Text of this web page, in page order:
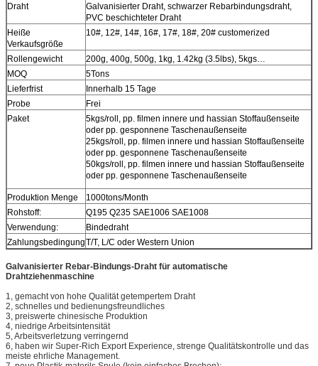
Draht
Galvanisierter Draht, schwarzer Rebarbindungsdraht,
PVC beschichteter Draht
Heiße
Verkaufsgröße
10#, 12#, 14#, 16#, 17#, 18#, 20# customerized
Rollengewicht
200g, 400g, 500g, 1kg, 1.42kg (3.5lbs), 5kgs…
MOQ
5Tons
Lieferfrist
Innerhalb 15 Tage
Probe
Frei
Paket
5kgs/roll, pp. filmen innere und hassian Stoffaußenseite
oder pp. gesponnene Taschenaußenseite
25kgs/roll, pp. filmen innere und hassian Stoffaußenseite
oder pp. gesponnene Taschenaußenseite
50kgs/roll, pp. filmen innere und hassian Stoffaußenseite
oder pp. gesponnene Taschenaußenseite
Produktion Menge
1000tons/Month
Rohstoff:
Q195 Q235 SAE1006 SAE1008
Verwendung:
Bindedraht
ZahlungsbedingungT/T, L/C oder Western Union
Galvanisierter Rebar-Bindungs-Draht für automatische
Drahtziehenmaschine
1, gemacht von hohe Qualität getempertem Draht
2, schnelles und bedienungsfreundliches
3, preiswerte chinesische Produktion
4, niedrige Arbeitsintensität
5, Arbeitsverletzung verringernd
6, haben wir Super-Rich Export Experience, strenge Qualitätskontrolle und das
meiste ehrliche Management.